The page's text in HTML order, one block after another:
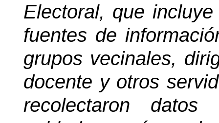
Electoral, que
fuentes de
grupos vecinales,
docente y otros
recolectaron